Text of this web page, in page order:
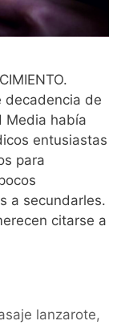
decadencia de
Media había
entusiastas
para
a secundarles.
citarse a
lanzarote,